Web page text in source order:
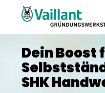
Dein Boost
SHK